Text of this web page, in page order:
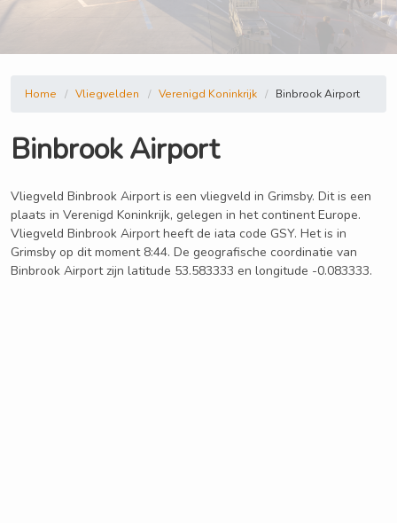
Home Vliegvelden Verenigd Koninkrijk Binbrook Airport
Binbrook Airport
Vliegveld Binbrook Airport is een vliegveld in Grimsby. Dit is een
plaats in Verenigd Koninkrijk, gelegen in het continent Europe.
Vliegveld Binbrook Airport heeft de iata code GSY. Het is in
Grimsby op dit moment 8:44. De geografische coordinatie van
Binbrook Airport zijn latitude 53.583333 en longitude -0.083333.